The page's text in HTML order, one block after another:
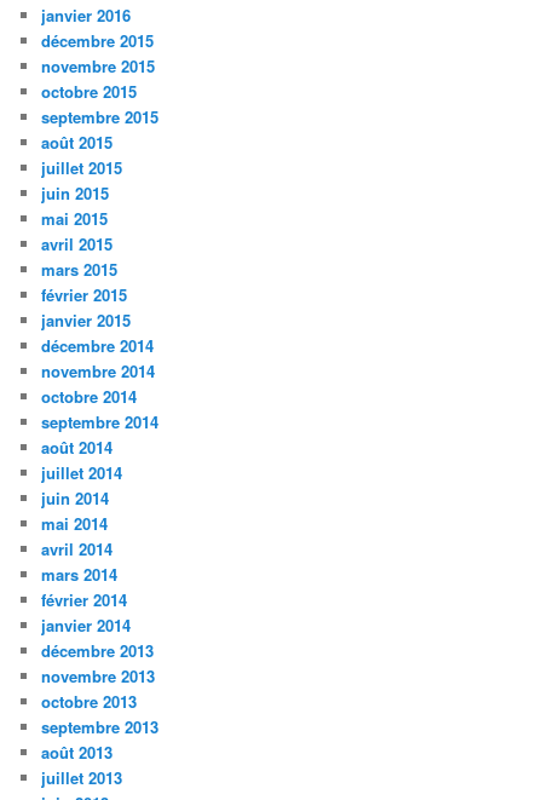
janvier 2016
décembre 2015
novembre 2015
octobre 2015
septembre 2015
août 2015
juillet 2015
juin 2015
mai 2015
avril 2015
mars 2015
février 2015
janvier 2015
décembre 2014
novembre 2014
octobre 2014
septembre 2014
août 2014
juillet 2014
juin 2014
mai 2014
avril 2014
mars 2014
février 2014
janvier 2014
décembre 2013
novembre 2013
octobre 2013
septembre 2013
août 2013
juillet 2013